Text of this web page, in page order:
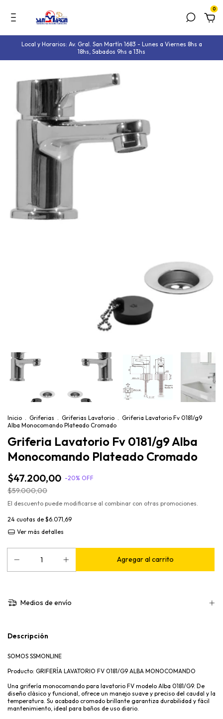
0
Local y Horarios: Av. Gral. San Martín 1683 - Lunes a Viernes 8hs a
18hs, Sabados 9hs a 13hs
Inicio . Griferias . Griferias Lavatorio . Griferia Lavatorio Fv 0181/g9
Alba Monocomando Plateado Cromado
Griferia Lavatorio Fv 0181/g9 Alba
Monocomando Plateado Cromado
$47.200,00 -20% OFF
$59.000,00
El descuento puede modificarse al combinar con otras promociones.
24 cuotas de $6.071,69
Ver más detalles
Medios de envío
Descripción
SOMOS SSMONLINE
Producto: GRIFERÍA LAVATORIO FV 0181/G9 ALBA MONOCOMANDO
Una grifería monocomando para lavatorio FV modelo Alba 0181/G9. De
diseño clásico y funcional, ofrece un manejo suave y preciso del caudal y la
temperatura. Su acabado cromado brillante garantiza durabilidad y fácil
mantenimiento, ideal para baños de uso diario.